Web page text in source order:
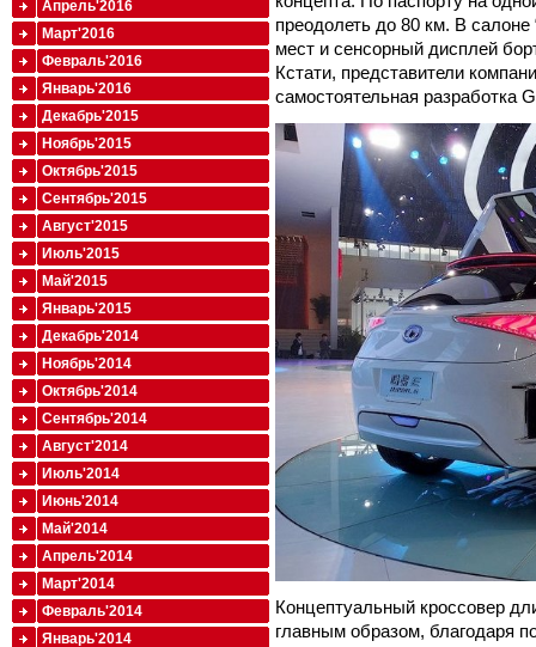
преодолеть до 80 км. В салоне
мест и сенсорный дисплей
Кстати, представители
самостоятельная разработка
Концептуальный кроссовер
главным образом, благодаря
Апрель'2016
Март'2016
Февраль'2016
Январь'2016
Декабрь'2015
Ноябрь'2015
Октябрь'2015
Сентябрь'2015
Август'2015
Июль'2015
Май'2015
Январь'2015
Декабрь'2014
Ноябрь'2014
Октябрь'2014
Сентябрь'2014
Август'2014
Июль'2014
Июнь'2014
Май'2014
Апрель'2014
Март'2014
Февраль'2014
Январь'2014